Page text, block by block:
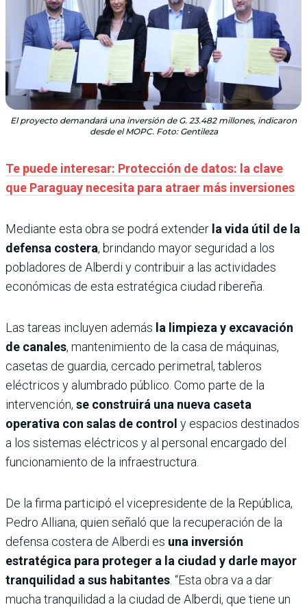
El proyecto demandará una inversión de G. 23.482 millones, indicaron
desde el MOPC. Foto: Gentileza
Te puede interesar: Protección de datos: la clave
que Paraguay necesita para atraer más inversiones
Mediante esta obra se podrá extender la vida útil de la
defensa costera, brindando mayor seguridad a los
pobladores de Alberdi y contribuir a las actividades
económicas de esta estratégica ciudad ribereña.
Las tareas incluyen además la limpieza y excavación
de canales, mantenimiento de la casa de máquinas,
casetas de guardia, cercado perimetral, tableros
eléctricos y alumbrado público. Como parte de la
intervención, se construirá una nueva caseta
operativa con salas de control y espacios destinados
a los sistemas eléctricos y al personal encargado del
funcionamiento de la infraestructura.
De la firma participó el vicepresidente de la República,
Pedro Alliana, quien señaló que la recuperación de la
defensa costera de Alberdi es una inversión
estratégica para proteger a la ciudad y darle mayor
tranquilidad a sus habitantes . “Esta obra va a dar
mucha tranquilidad a la ciudad de Alberdi, que tiene un